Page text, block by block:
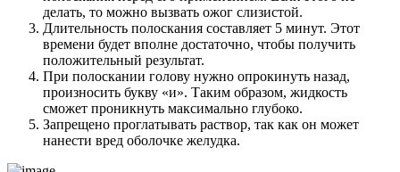
делать, то можно вызвать ожог слизистой.
Длительность полоскания составляет 5 минут. Этот
времени будет вполне достаточно, чтобы получить
положительный результат.
При полоскании голову нужно опрокинуть назад,
произносить букву «и». Таким образом, жидкость
сможет проникнуть максимально глубоко.
Запрещено проглатывать раствор, так как он может
нанести вред оболочке желудка.